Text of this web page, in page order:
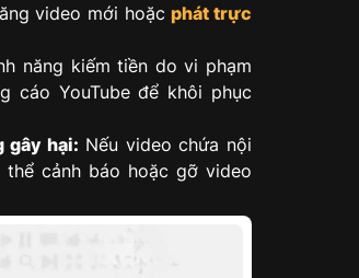
video mới hoặcphát trực
năng kiếm tiền do vi phạm
cáo YouTube để khôi phục
gây hại: Nếu video chứa nội
thể cảnh báo hoặc gỡ video